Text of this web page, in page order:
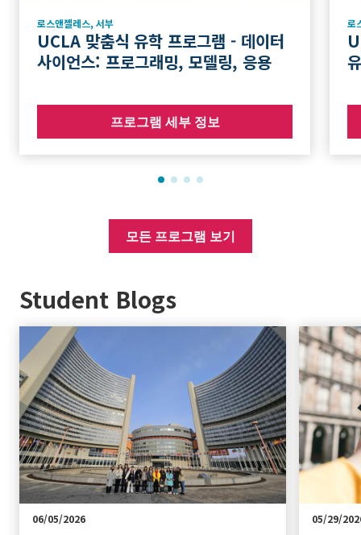
로스앤젤레스, 서부
UCLA 맞춤식 유학 프로그램 - 데이터
사이언스: 프로그래밍, 모델링, 응용
프로그램 세부 정보
로
모든 프로그램 보기
Student Blogs
06/05/2026 05/29/